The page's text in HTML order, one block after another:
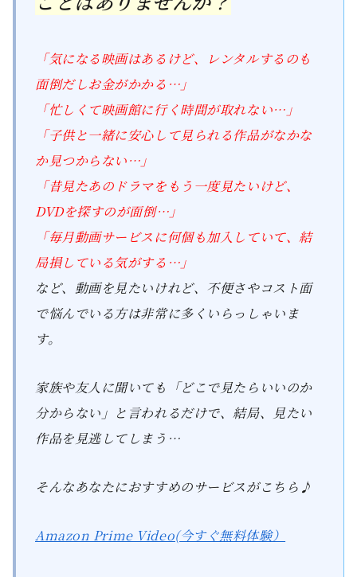
「気になる映画はあるけど、レンタルするのも
面倒だしお金がかかる…」
「忙しくて映画館に行く時間が取れない…」
「子供と一緒に安心して見られる作品がなかな
か見つからない…」
「昔見たあのドラマをもう一度見たいけど、
DVDを探すのが面倒…」
「毎月動画サービスに何個も加入していて、結
局損している気がする…」
など、動画を見たいけれど、不便さやコスト面
で悩んでいる方は非常に多くいらっしゃいま
す。
家族や友人に聞いても「どこで見たらいいのか
分からない」と言われるだけで、結局、見たい
作品を見逃してしまう…
そんなあなたにおすすめのサービスがこちら♪
Amazon Prime Video(今すぐ無料体験）